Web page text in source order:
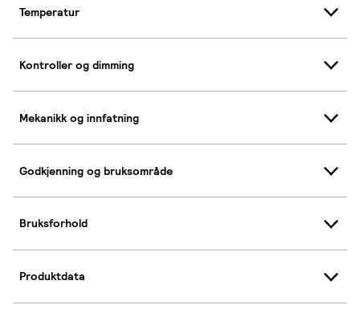
Temperatur
Kontroller og dimming
Mekanikk og innfatning
Godkjenning og bruksområde
Bruksforhold
Produktdata